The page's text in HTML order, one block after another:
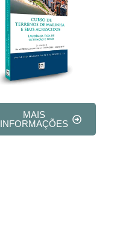
MAIS
INFORMAÇÕES